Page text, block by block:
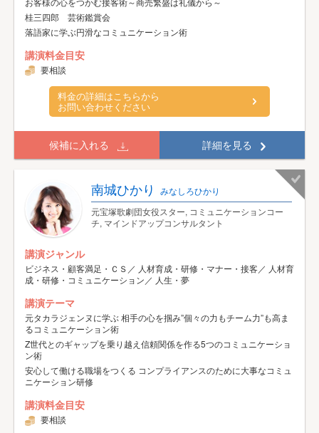
桂三四郎 芸術鑑賞会
落語家に学ぶ円滑なコミュニケーション術
講演料金目安
要相談
料金の詳細はこちらから
お問い合わせください
候補に入れる 詳細を見る
南城ひかり
みなしろひかり
元宝塚歌劇団女役スター, コミュニケーションコー
チ, マインドアップコンサルタント
講演ジャンル
ビジネス・顧客満足・ＣＳ／ 人材育成・研修・マナー・接客／ 人材育
成・研修・コミュニケーション／ 人生・夢
講演テーマ
元タカラジェンヌに学ぶ 相手の心を掴み”個々の力もチーム力”も高ま
るコミュニケーション術
Z世代とのギャップを乗り越え信頼関係を作る5つのコミュニケーショ
ン術
安心して働ける職場をつくる コンプライアンスのために大事なコミュ
ニケーション研修
講演料金目安
要相談